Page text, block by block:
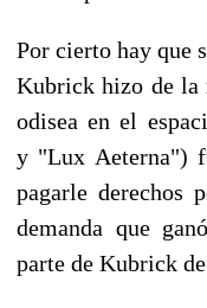
Por cierto hay que
Kubrick hizo de la
odisea en el
y "Lux Aeterna")
pagarle derechos
demanda que
parte de Kubrick